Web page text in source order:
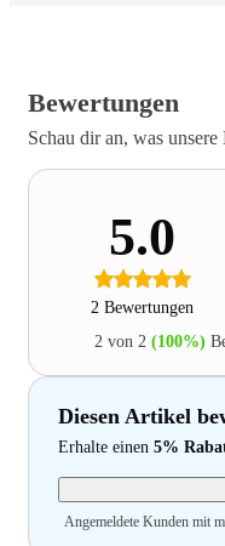
Bewertungen
Schau dir an, was
5.0
2 Bewertungen
2 von 2 (100%)
Diesen Artikel
Erhalte einen 5%
Angemeldete Kunden mit